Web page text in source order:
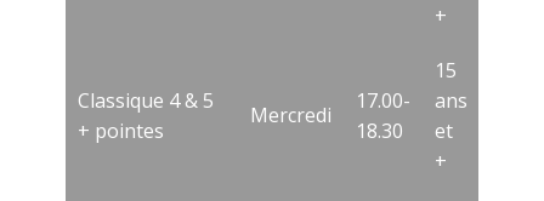
+
Classique 4 & 5
+ pointes
Mercredi
17.00-
18.30
15
ans
et
+